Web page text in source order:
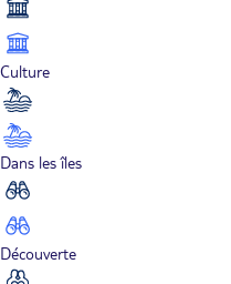
Culture
Dans les îles
Découverte